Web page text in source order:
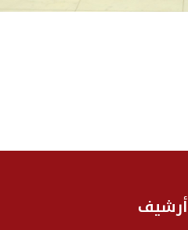
أرشيف